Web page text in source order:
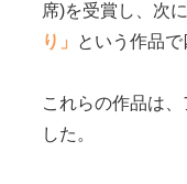
席)を受賞し、次に
り」 という作品で
これらの作品は
した。